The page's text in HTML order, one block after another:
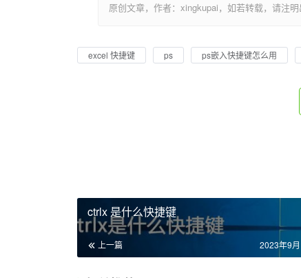
原创文章，作者：xingkupai，如若转载，请注
excel 快捷键 ps ps嵌入快捷键怎么用
ctrlx 是什么快捷键
上一篇 2023年9